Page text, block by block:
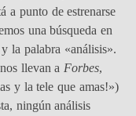
punto de estrenarse
una búsqueda en
la palabra «análisis».
llevan a Forbes,
y la tele que amas!»)
ningún análisis